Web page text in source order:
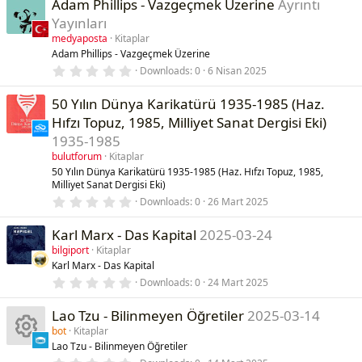
z
Adam Phillips - Vazgeçmek Üzerine Ayrıntı
Yayınları
medyaposta
Kitaplar
Adam Phillips - Vazgeçmek Üzerine
0
0
y
ı
d
ı
z
Downloads 0 6 Nisan 2025
50 Yılın Dünya Karikatürü 1935-1985 (Haz.
Hıfzı Topuz, 1985, Milliyet Sanat Dergisi Eki)
1935-1985
bulutforum Kitaplar
50 Yılın Dünya Karikatürü 1935-1985 (Haz. Hıfzı Topuz, 1985,
Milliyet Sanat Dergisi Eki)
0
0
l
d
z
Downloads 0 26 Mart 2025
Karl Marx - Das Kapital 2025-03-24
bilgiport Kitaplar
Karl Marx - Das Kapital
0
0
l
Downloads 0 24 Mart 2025
Lao Tzu - Bilinmeyen Öğretiler 2025-03-14
bot Kitaplar
Lao Tzu - Bilinmeyen Öğretiler